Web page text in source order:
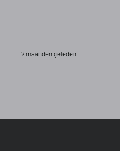
2 maanden geleden